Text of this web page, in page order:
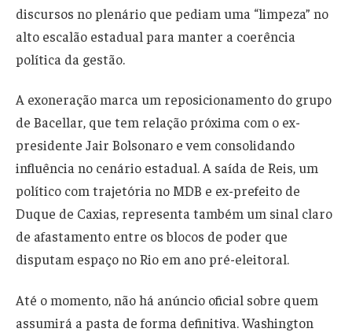
discursos no plenário que pediam uma “limpeza” no
alto escalão estadual para manter a coerência
política da gestão.
A exoneração marca um reposicionamento do grupo
de Bacellar, que tem relação próxima com o ex-
presidente Jair Bolsonaro e vem consolidando
influência no cenário estadual. A saída de Reis, um
político com trajetória no MDB e ex-prefeito de
Duque de Caxias, representa também um sinal claro
de afastamento entre os blocos de poder que
disputam espaço no Rio em ano pré-eleitoral.
Até o momento, não há anúncio oficial sobre quem
assumirá a pasta de forma definitiva. Washington